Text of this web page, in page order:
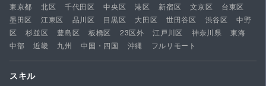
東京都
北区 千代田区 中央区 港区 新宿区 文京区
台東区
墨田区
江東区 品川区 目黒区 大田区 世田谷区 渋谷区
中野
区
杉並区 豊島区 板橋区 23区外 江戸川区 神奈川県
東海
中部
近畿 九州 中国・四国 沖縄 フルリモート
スキル